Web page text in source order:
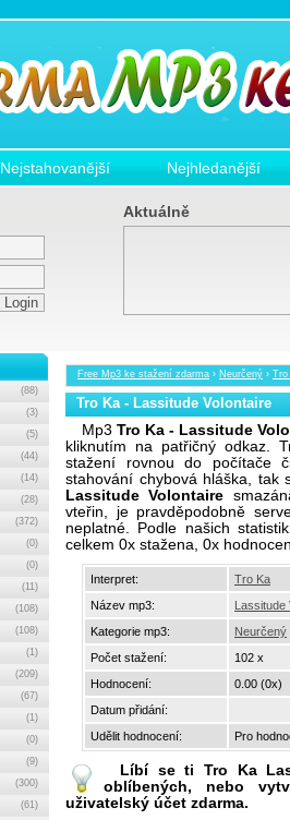
Nejstahovanější Nejhledanější
Aktuálně
Free Mp3 ke stažení zdarma › Neurčený › Tro
Tro Ka - Lassitude Volontaire
Mp3Tro Ka - Lassitude
kliknutím na patřičný odkaz.
stažení rovnou do počítače
stahování chybová hláška,
Lassitude Volontaire
vteřin, je pravděpodobně
neplatné. Podle našich
celkem 0x stažena, 0x
Interpret:
Tro Ka
Název mp3:
Lassitude
Kategorie mp3:
Neurčený
Počet stažení:
102 x
Hodnocení:
0.00 (0x)
Datum přidání:
Udělit hodnocení:
Pro
Líbí se ti Tro Ka
oblíbených, nebo
uživatelský účet zdarma.
(88)
(3)
(5)
(44)
(14)
(28)
(372)
(0)
(0)
(11)
(108)
(108)
(1)
(209)
(67)
(1)
(0)
(9)
(300)
(61)